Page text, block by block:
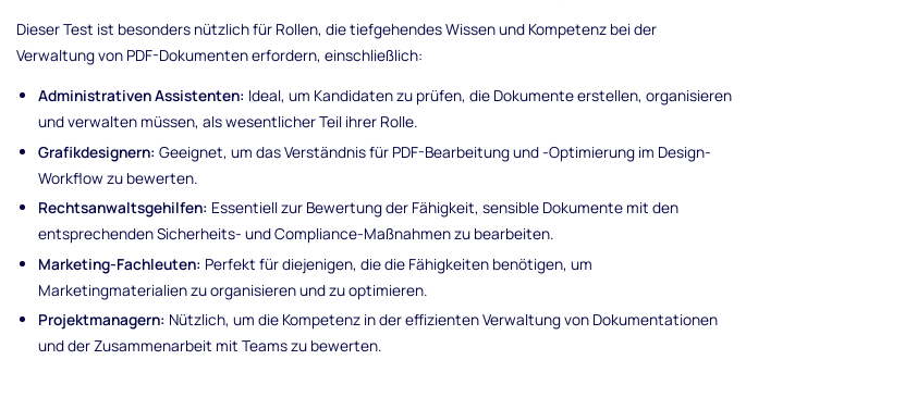
Dieser Test ist besonders nützlich für Rollen, die tiefgehendes Wissen und Kompetenz bei der
Verwaltung von PDF-Dokumenten erfordern, einschließlich:
Administrativen Assistenten: Ideal, um Kandidaten zu prüfen, die Dokumente erstellen, organisieren
und verwalten müssen, als wesentlicher Teil ihrer Rolle.
Grafikdesignern: Geeignet, um das Verständnis für PDF-Bearbeitung und -Optimierung im Design-
Workflow zu bewerten.
Rechtsanwaltsgehilfen: Essentiell zur Bewertung der Fähigkeit, sensible Dokumente mit den
entsprechenden Sicherheits- und Compliance-Maßnahmen zu bearbeiten.
Marketing-Fachleuten: Perfekt für diejenigen, die die Fähigkeiten benötigen, um
Marketingmaterialien zu organisieren und zu optimieren.
Projektmanagern: Nützlich, um die Kompetenz in der effizienten Verwaltung von Dokumentationen
und der Zusammenarbeit mit Teams zu bewerten.